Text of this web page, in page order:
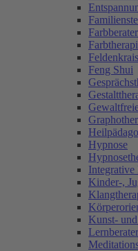
Feng Shui
Hypnose
Integrative
Kinder-,
Kunst-